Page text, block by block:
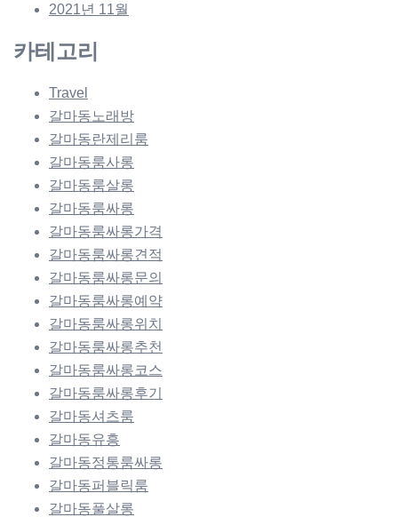
2021년 11월
카테고리
Travel
갈마동노래방
갈마동란제리룸
갈마동룸사롱
갈마동룸살롱
갈마동룸싸롱
갈마동룸싸롱가격
갈마동룸싸롱견적
갈마동룸싸롱문의
갈마동룸싸롱예약
갈마동룸싸롱위치
갈마동룸싸롱추천
갈마동룸싸롱코스
갈마동룸싸롱후기
갈마동셔츠룸
갈마동유흥
갈마동정통룸싸롱
갈마동퍼블릭룸
갈마동풀살롱